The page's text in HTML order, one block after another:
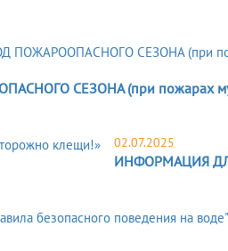
СЕЗОНА (при пожарах
02.07.2025
ИНФОРМАЦИЯ